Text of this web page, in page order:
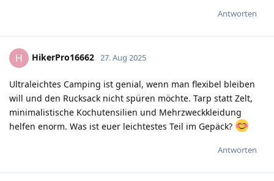
Antworten
H HikerPro16662 27. Aug 2025
Ultraleichtes Camping ist genial, wenn man flexibel bleiben
will und den Rucksack nicht spüren möchte. Tarp statt Zelt,
minimalistische Kochutensilien und Mehrzweckkleidung
helfen enorm. Was ist euer leichtestes Teil im Gepäck?
Antworten